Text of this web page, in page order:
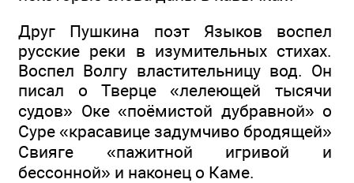
Друг Пушкина поэт Языков воспел
русские реки в изумительных стихах.
Воспел Волгу властительницу вод. Он
писал о Тверце «лелеющей тысячи
судов» Оке «поёмистой дубравной» о
Суре «красавице задумчиво бродящей»
Свияге «пажитной игривой и
бессонной» и наконец о Каме.